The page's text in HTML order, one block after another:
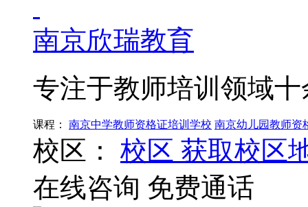
南京欣瑞教育
专注于教师培训领域十
课程： 南京中学教师资格证培训学校 南京幼儿园教师资
校区： 校区 获取校区
在线咨询 免费通话